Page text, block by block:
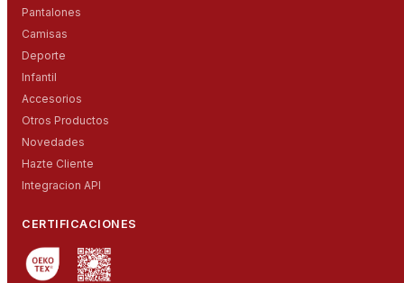
Pantalones
Camisas
Deporte
Infantil
Accesorios
Otros Productos
Novedades
Hazte Cliente
Integracion API
CERTIFICACIONES